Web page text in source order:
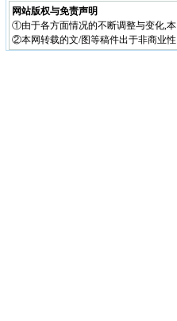
网站版权与免责声明
①由于各方面情况的不断调整与变化,
②本网转载的文/图等稿件出于非商业